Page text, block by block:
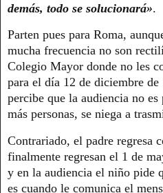
demás, todo se solucionará».
Parten pues para Roma,
mucha frecuencia no son
Colegio Mayor donde no les
para el día 12 de diciembre
percibe que la audiencia no
más personas, se niega a
Contrariado, el padre regresa
finalmente regresan el 1 de
y en la audiencia el niño pide
es cuando le comunica el